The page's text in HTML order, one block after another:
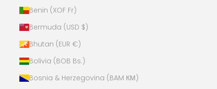
Benin (XOF Fr)
Bermuda (USD $)
Bhutan (EUR €)
Bolivia (BOB Bs.)
Bosnia & Herzegovina (BAM КМ)